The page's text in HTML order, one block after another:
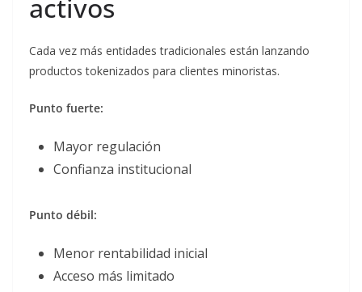
activos
Cada vez más entidades tradicionales están lanzando
productos tokenizados para clientes minoristas.
Punto fuerte:
Mayor regulación
Confianza institucional
Punto débil:
Menor rentabilidad inicial
Acceso más limitado